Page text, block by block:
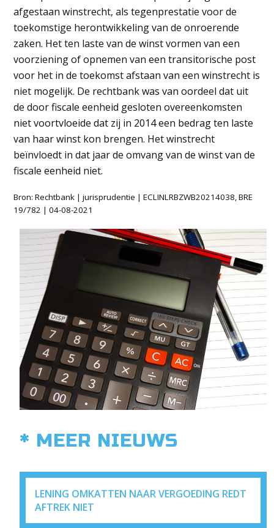
afgestaan winstrecht, als tegenprestatie voor de
toekomstige herontwikkeling van de onroerende
zaken. Het ten laste van de winst vormen van een
voorziening of opnemen van een transitorische post
voor het in de toekomst afstaan van een winstrecht is
niet mogelijk. De rechtbank was van oordeel dat uit
de door fiscale eenheid gesloten overeenkomsten
niet voortvloeide dat zij in 2014 een bedrag ten laste
van haar winst kon brengen. Het winstrecht
beïnvloedt in dat jaar de omvang van de winst van de
fiscale eenheid niet.
Bron: Rechtbank | jurisprudentie | ECLINLRBZWB20214038, BRE
19/782 | 04-08-2021
* MEER NIEUWS
LENING OMKATTEN NAAR VERGOEDING REDT
AFTREK NIET